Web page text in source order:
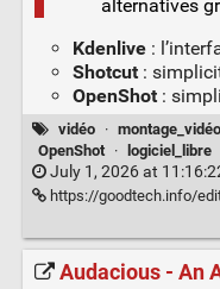
alternatives
Kdenlive:
Shotcut:
OpenShot:
vidéo ·
OpenShot
· logiciel_libre
July 1, 2026 at
https://goodtech.info/
Audacious - An